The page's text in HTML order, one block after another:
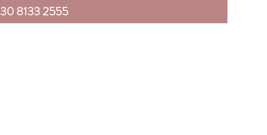
8133 2555